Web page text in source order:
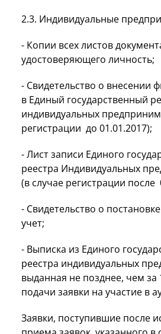
2.3. Индивидуальные
- Копии всех листов
удостоверяющего личность;
- Свидетельство о внесении
в Единый государственный
индивидуальных
регистрации до 01.01.2017);
- Лист записи Единого
реестра Индивидуальных
(в случае регистрации после
- Свидетельство о
учет;
- Выписка из Единого
реестра индивидуальных
выданная не позднее, чем за
подачи заявки на участие в
Заявки, поступившие после